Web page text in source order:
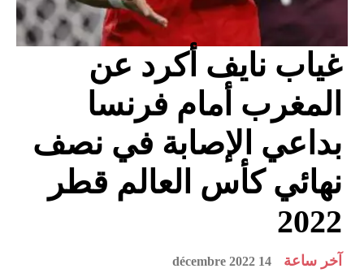
غياب نايف أكرد عن
المغرب أمام فرنسا
بداعي الإصابة في نصف
نهائي كأس العالم قطر
2022
آخر ساعة 14 décembre 2022